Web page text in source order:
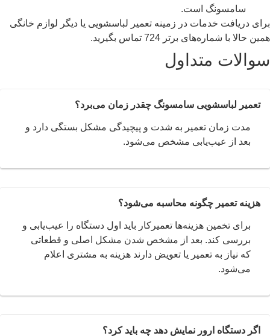
سامسونگ است.
برای دریافت خدمات در زمینه تعمیر لباسشویی یا دیگر لوازم خانگی
همین حالا با شماره‌های برتر 724 تماس بگیرید.
سوالات متداول
تعمیر لباسشویی سامسونگ چقدر زمان می‌برد؟
مدت زمان تعمیر به شدت و پیچیدگی مشکل بستگی دارد و
بعد از عیب‌یابی مشخص می‌شود.
هزینه تعمیر چگونه محاسبه می‌شود؟
برای تخمین هزینه‌ها تعمیرکار باید اول دستگاه را عیب‌یابی و
بررسی کند. بعد از مشخص شدن مشکل اصلی و قطعاتی
که نیاز به تعمیر یا تعویض دارند هزینه به مشتری اعلام
می‌شود.
اگر دستگاه ارور نمایش دهد چه باید کرد؟